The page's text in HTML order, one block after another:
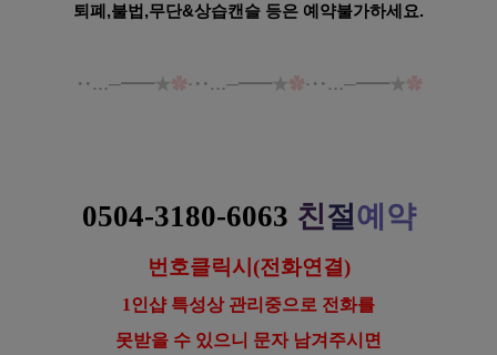
퇴폐,불법,무단&상습캔슬 등은 예약불가하세요.
‥…─━━★✿·‥…─━━★✿·‥…─━━★✿
0504-3180-6063 친절예약
번호클릭시(전화연결)
1인샵 특성상 관리중으로 전화를
못받을 수 있으니 문자 남겨주시면